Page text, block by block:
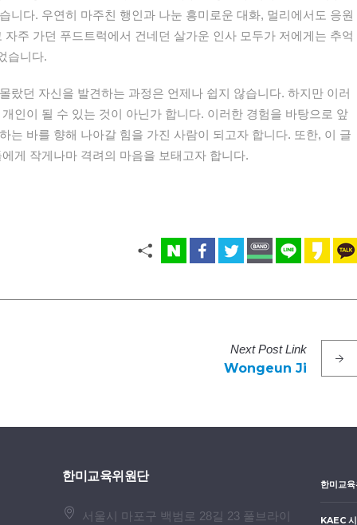
니다. 우연히 마주친 행인과 나눈 흥미로운 대화, 멀리에서도 응원
주 가던 푸드트럭에서 건네던 살가운 인사 모두가 저에게는 추억
습니다.
랐던 자신을 발견하는 과정은 언제나 쉽지 않습니다. 하지만 이러
인이 될 수 있는 것이 아닌가 합니다. 이러한 경험을 바탕으로 앞
는 바를 향해 나아갈 힘을 가진 사람이 되고자 합니다. 또한, 이 글
게 작게나마 격려의 마음을 보태고자 합니다.
NextPostLink
Wongeun Ji
한미교육위원단
서울시 마포구 백범로 28길 23 풀브라이
한미교
KAEC